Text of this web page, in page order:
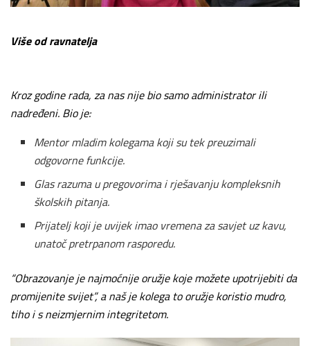
Više od ravnatelja
Kroz godine rada, za nas nije bio samo administrator ili
nadređeni. Bio je:
Mentor mladim kolegama koji su tek preuzimali
odgovorne funkcije.
Glas razuma u pregovorima i rješavanju kompleksnih
školskih pitanja.
Prijatelj koji je uvijek imao vremena za savjet uz kavu,
unatoč pretrpanom rasporedu.
“Obrazovanje je najmoćnije oružje koje možete upotrijebiti da
promijenite svijet”, a naš je kolega to oružje koristio mudro,
tiho i s neizmjernim integritetom.